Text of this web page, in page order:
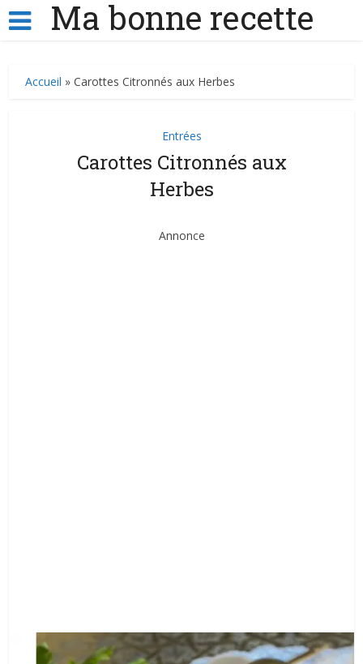
Ma bonne recette
Accueil »Carottes Citronnés aux Herbes
Entrées
Carottes Citronnés aux
Herbes
Annonce